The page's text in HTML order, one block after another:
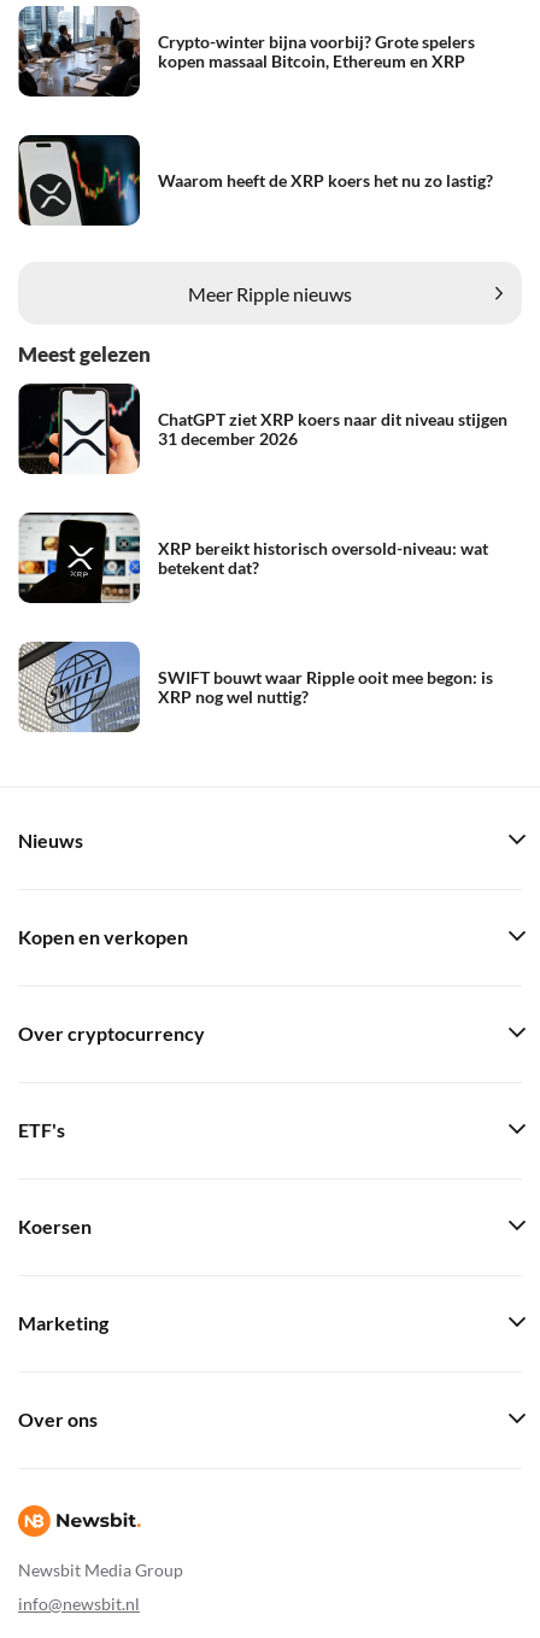
Crypto-winter bijna voorbij? Grote spelers
kopen massaal Bitcoin, Ethereum en XRP
Waarom heeft de XRP koers het nu zo lastig?
Meer Ripple nieuws
Meest gelezen
ChatGPT ziet XRP koers naar dit niveau stijgen
31 december 2026
XRP bereikt historisch oversold-niveau: wat
betekent dat?
SWIFT bouwt waar Ripple ooit mee begon: is
XRP nog wel nuttig?
Newsbit Media Group
info@newsbit.nl
Nieuws
Kopen en verkopen
Over cryptocurrency
ETF's
Koersen
Marketing
Over ons